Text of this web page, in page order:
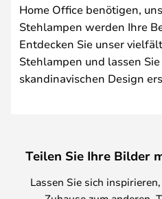
Home Office benötigen,
Stehlampen werden Ihre
Entdecken Sie unser
Stehlampen und lassen
skandinavischen Design
Teilen Sie Ihre Bilder
Lassen Sie sich